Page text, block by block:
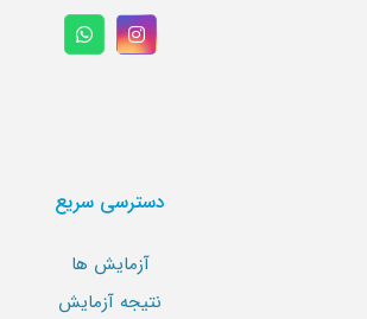
دسترسی سریع
آزمایش ها
نتیجه آزمایش